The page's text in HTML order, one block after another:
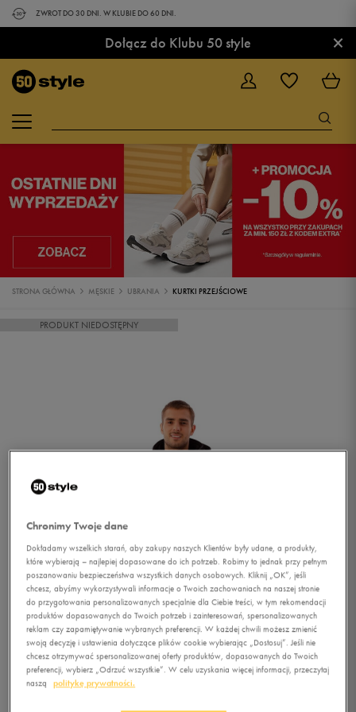
ZWROT DO 30 DNI. W KLUBIE DO 60 DNI.
Dołącz do Klubu 50 style ×
STRONA GŁÓWNA MĘSKIE UBRANIA KURTKI PRZEJŚCIOWE
PRODUKT NIEDOSTĘPNY
Chronimy Twoje dane
Dokładamy wszelkich starań, aby zakupy naszych Klientów były udane, a produkty,
które wybierają – najlepiej dopasowane do ich potrzeb. Robimy to jednak przy pełnym
poszanowaniu bezpieczeństwa wszystkich danych osobowych. Kliknij „OK”, jeśli
chcesz, abyśmy wykorzystywali informacje o Twoich zachowaniach na naszej stronie
do przygotowania personalizowanych specjalnie dla Ciebie treści, w tym rekomendacji
produktów dopasowanych do Twoich potrzeb i zainteresowań, spersonalizowanych
reklam czy zapamiętywanie wybranych preferencji. W każdej chwili możesz zmienić
swoją decyzję i ustawienia dotyczące plików cookie wybierając „Dostosuj”. Jeśli nie
chcesz otrzymywać spersonalizowanej oferty produktów, dopasowanych do Twoich
preferencji, wybierz „Odrzuć wszystkie”. W celu uzyskania więcej informacji, przeczytaj
naszą
politykę prywatności.